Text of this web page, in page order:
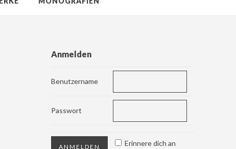
Anmelden
Benutzername
Passwort
Erinnere dich an